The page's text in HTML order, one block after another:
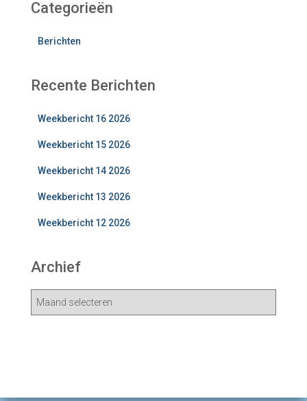
Categorieën
Berichten
Recente Berichten
Weekbericht 16 2026
Weekbericht 15 2026
Weekbericht 14 2026
Weekbericht 13 2026
Weekbericht 12 2026
Archief